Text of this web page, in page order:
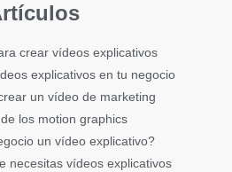
crear vídeos explicativos
explicativos en tu negocio
un vídeo de marketing
los motion graphics
un vídeo explicativo?
necesitas vídeos explicativos